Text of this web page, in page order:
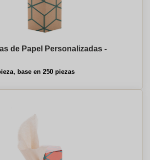
de Papel Personalizadas -
base en 250 piezas